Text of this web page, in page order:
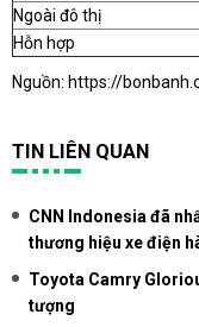
Ngoài đô thị
Hỗn hợp
Nguồn: https://
TIN LIÊN QUAN
CNN Indonesia đã
thương hiệu xe điện
Toyota Camry
tượng